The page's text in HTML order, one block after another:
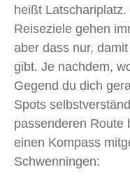
heißt
Reiseziele gehen
aber dass nur,
gibt. Je nachdem,
Gegend du dich
Spots
passenderen Route
einen Kompass
Schwenningen: